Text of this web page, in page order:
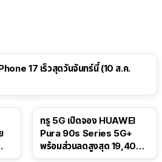
17 เร็วสุดวันจันทร์นี้ (10 ส.ค.
ทรู 5G เปิดจอง HUAWEI
Pura 90s Series 5G+
พร้อมส่วนลดสูงสุด 19,400